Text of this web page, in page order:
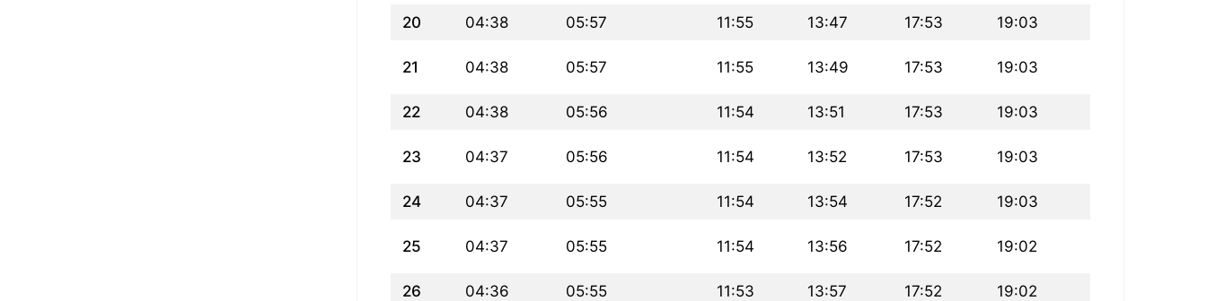
20 04:38 05:57 11:55 13:47 17:53 19:03
21 04:38 05:57 11:55 13:49 17:53 19:03
22 04:38 05:56 11:54 13:51 17:53 19:03
23 04:37 05:56 11:54 13:52 17:53 19:03
24 04:37 05:55 11:54 13:54 17:52 19:03
25 04:37 05:55 11:54 13:56 17:52 19:02
26 04:36 05:55 11:53 13:57 17:52 19:02